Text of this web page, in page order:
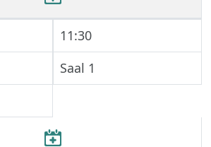
11:30
Saal 1